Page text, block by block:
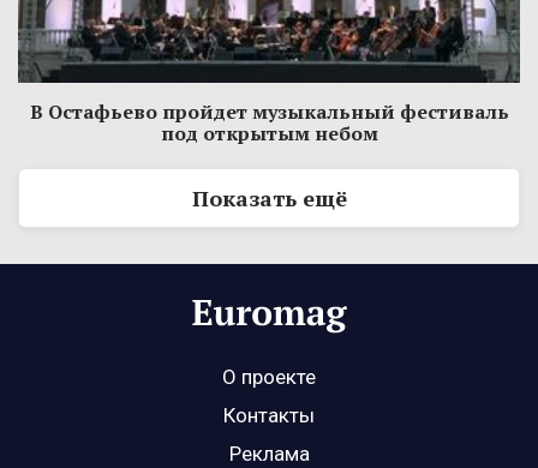
В Остафьево пройдет музыкальный фестиваль
под открытым небом
Показать ещё
О проекте
Контакты
Реклама